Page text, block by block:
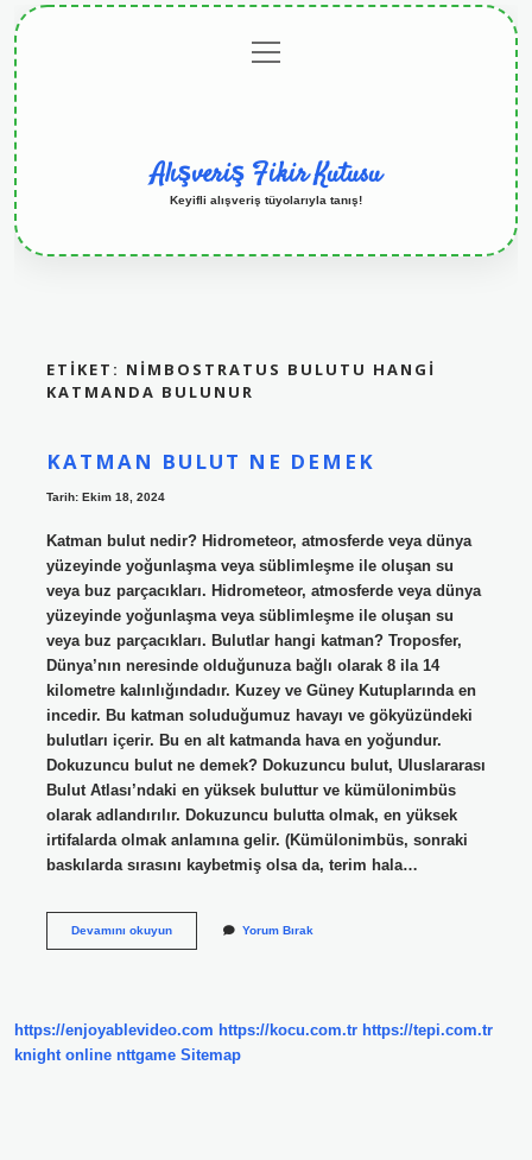
menüyü
aç
Alışveriş Fikir Kutusu
Keyifli alışveriş tüyolarıyla tanış!
ETIKET: NIMBOSTRATUS BULUTU HANGI
KATMANDA BULUNUR
KATMAN BULUT NE DEMEK
Tarih: Ekim 18, 2024
Katman bulut nedir? Hidrometeor, atmosferde veya dünya
yüzeyinde yoğunlaşma veya süblimleşme ile oluşan su
veya buz parçacıkları. Hidrometeor, atmosferde veya dünya
yüzeyinde yoğunlaşma veya süblimleşme ile oluşan su
veya buz parçacıkları. Bulutlar hangi katman? Troposfer,
Dünya’nın neresinde olduğunuza bağlı olarak 8 ila 14
kilometre kalınlığındadır. Kuzey ve Güney Kutuplarında en
incedir. Bu katman soluduğumuz havayı ve gökyüzündeki
bulutları içerir. Bu en alt katmanda hava en yoğundur.
Dokuzuncu bulut ne demek? Dokuzuncu bulut, Uluslararası
Bulut Atlası’ndaki en yüksek buluttur ve kümülonimbüs
olarak adlandırılır. Dokuzuncu bulutta olmak, en yüksek
irtifalarda olmak anlamına gelir. (Kümülonimbüs, sonraki
baskılarda sırasını kaybetmiş olsa da, terim hala…
Devamını okuyunKatman
Yorum Bırak
https://enjoyablevideo.com https://kocu.com.tr https://tepi.com.tr
knight online nttgame Sitemap